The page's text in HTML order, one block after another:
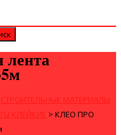
СТРОИТЕЛЬНЫЕ МАТЕРИАЛЫ
КЛЕЙКИЕ > КЛЕО ПРО